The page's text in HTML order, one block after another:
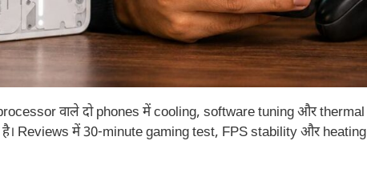
वाले दो phones में cooling, software tuning और thermal
Reviews में 30-minute gaming test, FPS stability और heating